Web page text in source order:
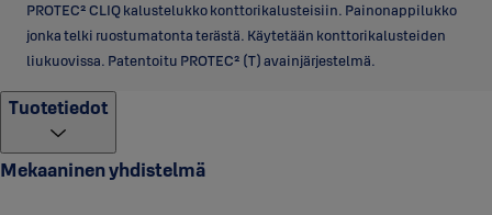
PROTEC² CLIQ kalustelukko konttorikalusteisiin. Painonappilukko
jonka telki ruostumatonta terästä. Käytetään konttorikalusteiden
liukuovissa. Patentoitu PROTEC² (T) avainjärjestelmä.
Tuotetiedot
Mekaaninen yhdistelmä